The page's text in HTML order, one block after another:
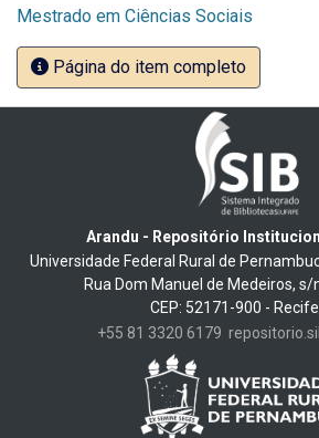
Mestrado em Ciências Sociais
Página do item completo
Arandu - Repositório
Universidade Federal Rural de
Rua Dom Manuel de Medeiros, s/
CEP: 52171-900 -
+55 81 3320 6179